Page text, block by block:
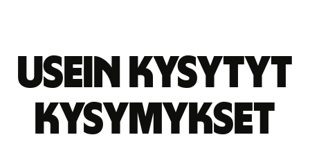
Usein kysytyt
kysymykset